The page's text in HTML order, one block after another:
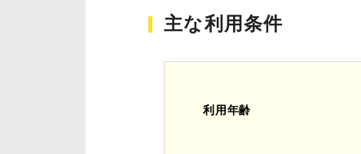
主な利用条件
利用年齢